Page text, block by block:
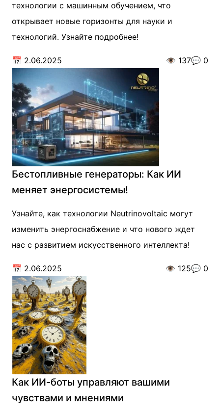
технологии с машинным обучением, что
открывает новые горизонты для науки и
технологий. Узнайте подробнее!
📅 2.06.2025 👁️ 137💬 0
Бестопливные генераторы: Как ИИ
меняет энергосистемы!
Узнайте, как технологии Neutrinovoltaic могут
изменить энергоснабжение и что нового ждет
нас с развитием искусственного интеллекта!
📅 2.06.2025 👁️ 125💬 0
Как ИИ-боты управляют вашими
чувствами и мнениями